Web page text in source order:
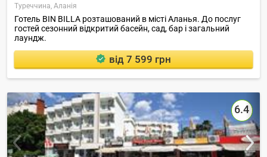
Туреччина, Аланія
Готель BIN BILLA розташований в місті Аланья. До послуг
гостей сезонний відкритий басейн, сад, бар і загальний
лаундж.
від 7 599 грн
6.4